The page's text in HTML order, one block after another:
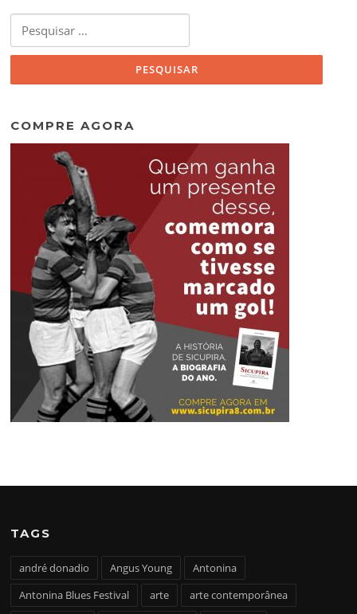
por:
COMPRE AGORA
TAGS
andré donadio Angus Young
Antonina
Antonina Blues Festival
arte
arte contemporânea